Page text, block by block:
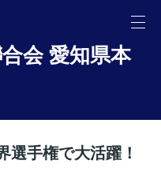
会 愛知県本
選手権で大活躍！